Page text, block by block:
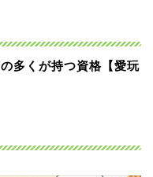
多くが持つ資格【愛玩